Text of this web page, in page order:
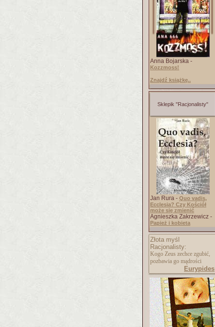
Anna Bojarska -
Kozzmoss!
Znajdź książkę..
Sklepik "Racjonalisty"
Jan Rura - Quo vadis,
Ecclesia? Czy Kościół
może się zmienić
Agnieszka Zakrzewicz -
Papież i kobieta
Złota myśl
Racjonalisty:
Kogo Zeus zechce zgubić,
pozbawia go mądrości
Eurypides